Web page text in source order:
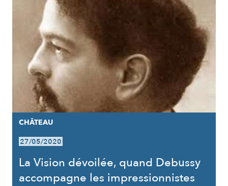
CHÂTEAU
27/05/2020
La Vision dévoilée, quand Debussy
accompagne les impressionnistes